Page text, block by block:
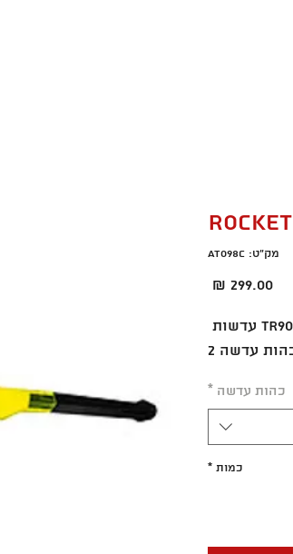
ROCKET
מק"ט: AT098C
כהות עדשה *
כמות *